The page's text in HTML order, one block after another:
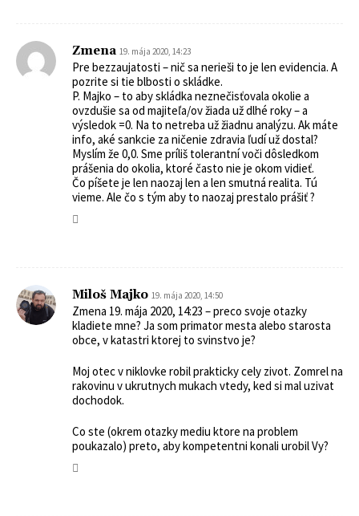
Zmena 19. mája 2020, 14:23
Pre bezzaujatosti – nič sa nerieši to je len evidencia. A
pozrite si tie blbosti o skládke.
P. Majko – to aby skládka neznečisťovala okolie a
ovzdušie sa od majiteľa/ov žiada už dlhé roky – a
výsledok =0. Na to netreba už žiadnu analýzu. Ak máte
info, aké sankcie za ničenie zdravia ľudí už dostal?
Myslím že 0,0. Sme príliš tolerantní voči dôsledkom
prášenia do okolia, ktoré často nie je okom vidieť.
Čo píšete je len naozaj len a len smutná realita. Tú
vieme. Ale čo s tým aby to naozaj prestalo prášiť ?
Miloš Majko 19. mája 2020, 14:50
Zmena 19. mája 2020, 14:23 – preco svoje otazky
kladiete mne? Ja som primator mesta alebo starosta
obce, v katastri ktorej to svinstvo je?
Moj otec v niklovke robil prakticky cely zivot. Zomrel na
rakovinu v ukrutnych mukach vtedy, ked si mal uzivat
dochodok.
Co ste (okrem otazky mediu ktore na problem
poukazalo) preto, aby kompetentni konali urobil Vy?